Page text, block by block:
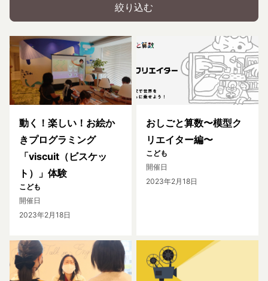
絞り込む
動く！楽しい！お絵か
きプログラミング
「viscuit（ビスケッ
ト）」体験
こども
開催日
2023年2月18日
おしごと算数〜模型ク
リエイター編〜
こども
開催日
2023年2月18日